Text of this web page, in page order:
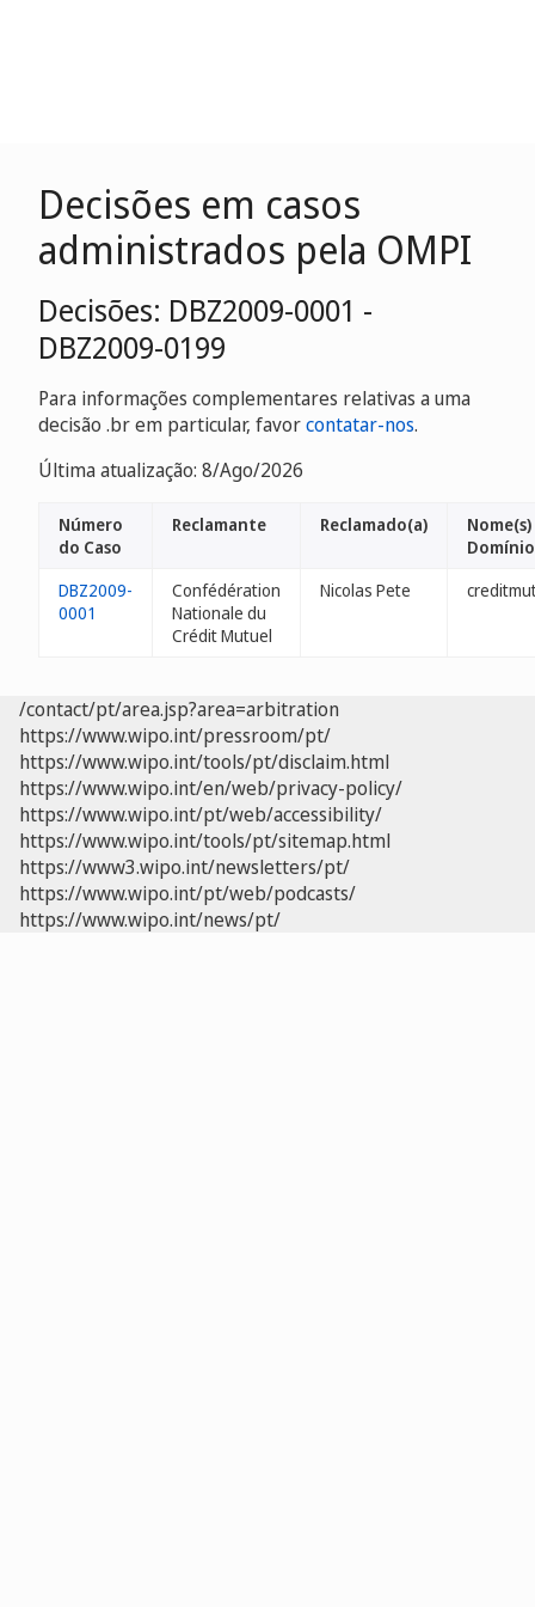
Decisões em casos
administrados pela OMPI
Decisões: DBZ2009-0001 -
DBZ2009-0199
Para informações complementares relativas a uma
decisão .br em particular, favorcontatar-nos.
Última atualização: 8/Ago/2026
Número
do Caso
Reclamante Reclamado(a)
Domínio
DBZ2009-
0001
Confédération
Nationale du
Crédit Mutuel
Nicolas Pete
/contact/pt/area.jsp?area=arbitration
https://www.wipo.int/pressroom/pt/
https://www.wipo.int/tools/pt/disclaim.html
https://www.wipo.int/en/web/privacy-policy/
https://www.wipo.int/pt/web/accessibility/
https://www.wipo.int/tools/pt/sitemap.html
https://www3.wipo.int/newsletters/pt/
https://www.wipo.int/pt/web/podcasts/
https://www.wipo.int/news/pt/